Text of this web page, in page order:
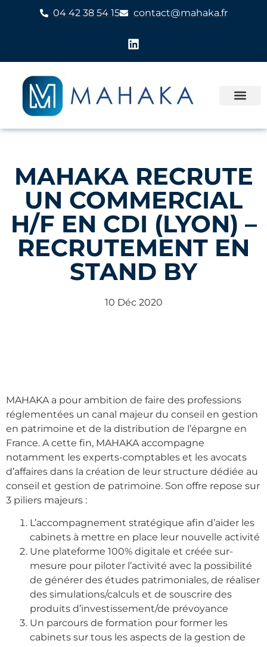
04 42 38 54 15 contact@mahaka.fr
MAHAKA RECRUTE
UN COMMERCIAL
H/F EN CDI (LYON) –
RECRUTEMENT EN
STAND BY
10 Déc 2020
MAHAKA a pour ambition de faire des professions
réglementées un canal majeur du conseil en gestion
en patrimoine et de la distribution de l’épargne en
France. A cette fin, MAHAKA accompagne
notamment les experts-comptables et les avocats
d’affaires dans la création de leur structure dédiée au
conseil et gestion de patrimoine. Son offre repose sur
3 piliers majeurs :
L’accompagnement stratégique afin d’aider les
cabinets à mettre en place leur nouvelle activité
Une plateforme 100% digitale et créée sur-
mesure pour piloter l’activité avec la possibilité
de générer des études patrimoniales, de réaliser
des simulations/calculs et de souscrire des
produits d’investissement/de prévoyance
Un parcours de formation pour former les
cabinets sur tous les aspects de la gestion de